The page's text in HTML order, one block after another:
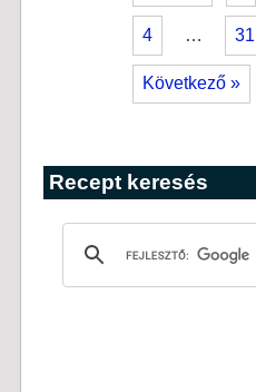
4 … 31
Következő »
Recept keresés